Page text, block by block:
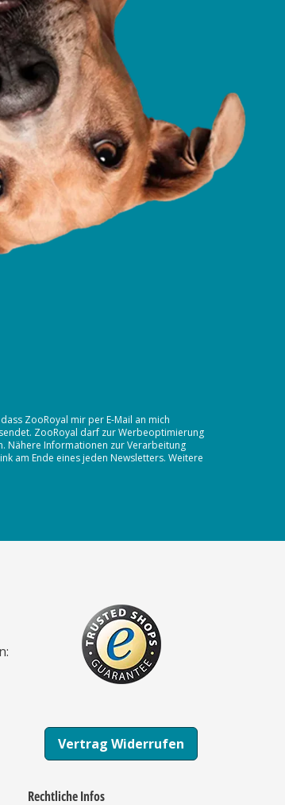
ZooRoyal mir per E-Mail an mich
ZooRoyal darf zur Werbeoptimierung
Nähere Informationen zur Verarbeitung
am Ende eines jeden Newsletters. Weitere
Vertrag Widerrufen
Rechtliche Infos